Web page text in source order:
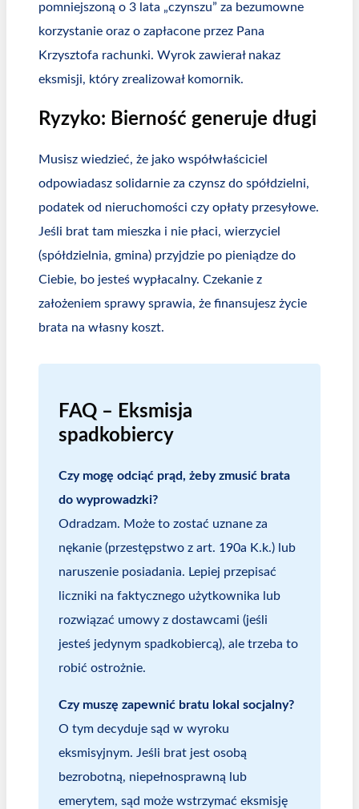
pomniejszoną o 3 lata „czynszu” za bezumowne
korzystanie oraz o zapłacone przez Pana
Krzysztofa rachunki. Wyrok zawierał nakaz
eksmisji, który zrealizował komornik.
Ryzyko: Bierność generuje długi
Musisz wiedzieć, że jako współwłaściciel
odpowiadasz solidarnie za czynsz do spółdzielni,
podatek od nieruchomości czy opłaty przesyłowe.
Jeśli brat tam mieszka i nie płaci, wierzyciel
(spółdzielnia, gmina) przyjdzie po pieniądze do
Ciebie, bo jesteś wypłacalny. Czekanie z
założeniem sprawy sprawia, że finansujesz życie
brata na własny koszt.
FAQ – Eksmisja
spadkobiercy
Czy mogę odciąć prąd, żeby zmusić brata
do wyprowadzki?
Odradzam. Może to zostać uznane za
nękanie (przestępstwo z art. 190a K.k.) lub
naruszenie posiadania. Lepiej przepisać
liczniki na faktycznego użytkownika lub
rozwiązać umowy z dostawcami (jeśli
jesteś jedynym spadkobiercą), ale trzeba to
robić ostrożnie.
Czy muszę zapewnić bratu lokal socjalny?
O tym decyduje sąd w wyroku
eksmisyjnym. Jeśli brat jest osobą
bezrobotną, niepełnosprawną lub
emerytem, sąd może wstrzymać eksmisję